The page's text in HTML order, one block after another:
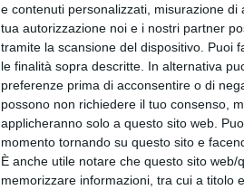
e contenuti personalizzati, misurazione di
tua autorizzazione noi e i nostri partner
tramite la scansione del dispositivo. Puoi
le finalità sopra descritte. In alternativa
preferenze prima di acconsentire o di
possono non richiedere il tuo consenso,
applicheranno solo a questo sito web.
momento tornando su questo sito e
È anche utile notare che questo sito
memorizzare informazioni, tra cui a titolo